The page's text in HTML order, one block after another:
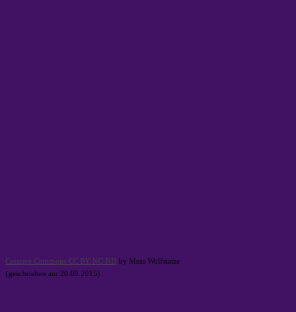
Creative Commons CC BY-NC-ND by Meas Wolfstatze
(geschrieben am 20.09.2015)